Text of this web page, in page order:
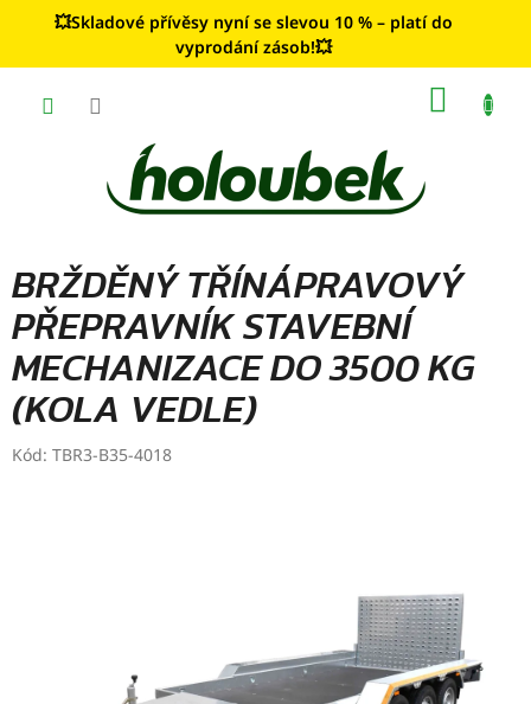
💥Skladové přívěsy nyní se slevou 10 % – platí do
vyprodání zásob!💥
BRŽDĚNÝ TŘÍNÁPRAVOVÝ
PŘEPRAVNÍK STAVEBNÍ
MECHANIZACE DO 3500 KG
(KOLA VEDLE)
Kód: TBR3-B35-4018